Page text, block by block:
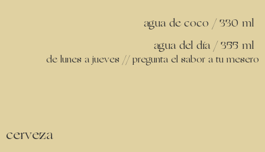
agua de coco / 330 ml
agua del día / 355 ml
de lunes a jueves // pregunta el sabor a tu mesero
cerveza